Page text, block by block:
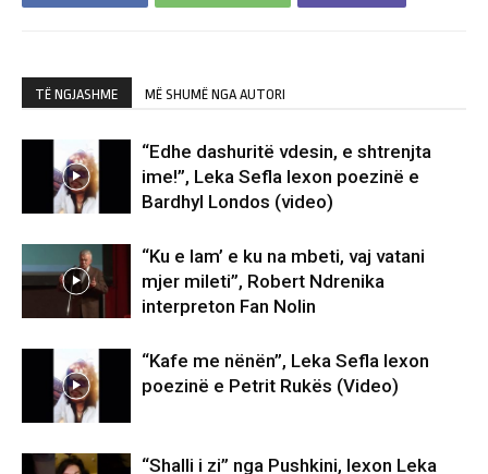
TË NGJASHME MË SHUMË NGA AUTORI
“Edhe dashuritë vdesin, e shtrenjta
ime!”, Leka Sefla lexon poezinë e
Bardhyl Londos (video)
“Ku e lam’ e ku na mbeti, vaj vatani
mjer mileti”, Robert Ndrenika
interpreton Fan Nolin
“Kafe me nënën”, Leka Sefla lexon
poezinë e Petrit Rukës (Video)
“Shalli i zi” nga Pushkini, lexon Leka